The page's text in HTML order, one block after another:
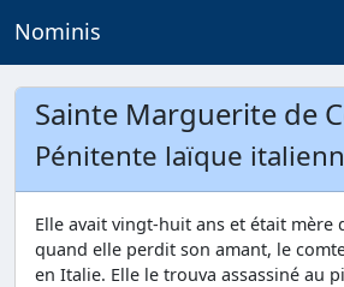
Nominis
Sainte Marguerite de
Pénitente laïque
Elle avait vingt-huit ans et était mère
quand elle perdit son amant, le
en Italie. Elle le trouva assassiné au